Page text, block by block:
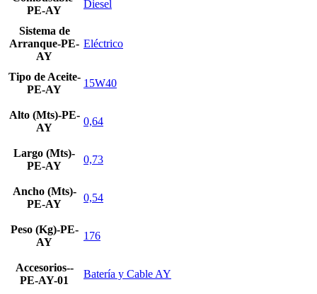
PE-AY
Diesel
Sistema de
Arranque-PE-
AY
Eléctrico
Tipo de Aceite-
PE-AY
15W40
Alto (Mts)-PE-
AY
0,64
Largo (Mts)-
PE-AY
0,73
Ancho (Mts)-
PE-AY
0,54
Peso (Kg)-PE-
AY
176
Accesorios--
PE-AY-01
Batería y Cable AY